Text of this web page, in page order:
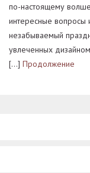
по-настоящему
интересные вопросы
незабываемый
увлеченных
[…] Продолжение